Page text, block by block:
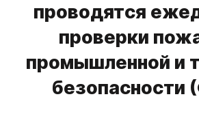
проводятся
проверки
промышленной и
безопасности